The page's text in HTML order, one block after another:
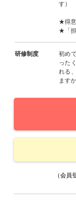
す）
★得意
★「担
研修制度
初め
った
れる
ます
（会員